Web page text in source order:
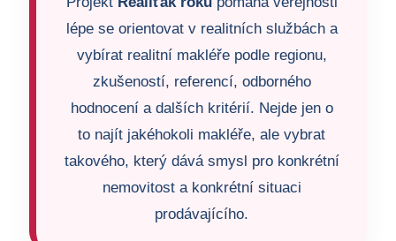
lépe se orientovat v realitních službách a
vybírat realitní makléře podle regionu,
zkušeností, referencí, odborného
hodnocení a dalších kritérií. Nejde jen o
to najít jakéhokoli makléře, ale vybrat
takového, který dává smysl pro konkrétní
nemovitost a konkrétní situaci
prodávajícího.